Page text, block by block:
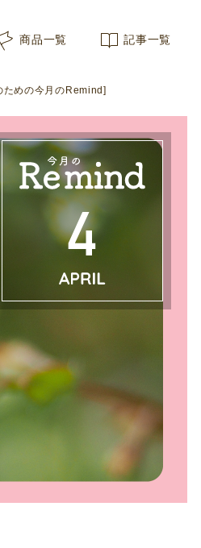
商品一覧 記事一覧
ための今月のRemind]